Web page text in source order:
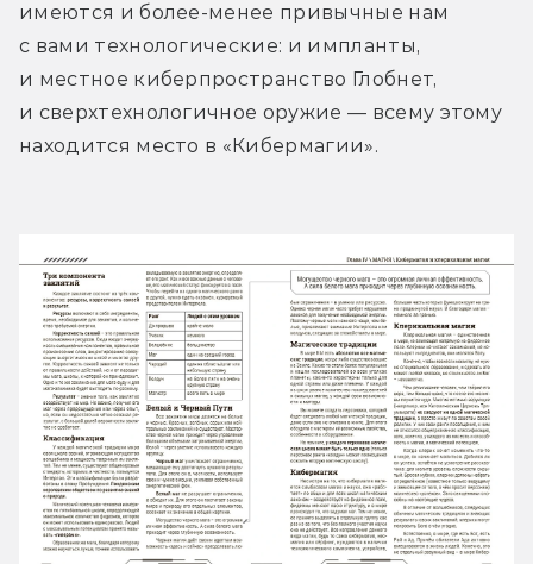
имеются и более-менее привычные нам
с вами технологические: и импланты,
и местное киберпространство Глобнет,
и сверхтехнологичное оружие — всему этому
находится место в «Кибермагии».